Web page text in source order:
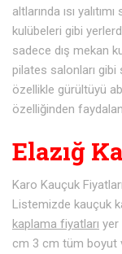
altlarında ısı
kulübeleri gibi
sadece dış mekan
pilates salonları gibi
özellikle gürültüyü
özelliğinden
Elazığ
Karo Kauçuk
Listemizde kauçuk
kaplama fiyatları yer
cm 3 cm tüm boyut